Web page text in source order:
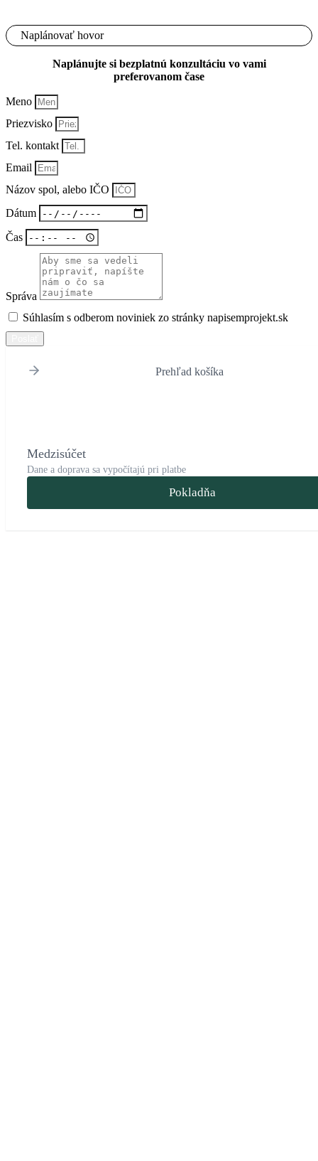
Naplánovať hovor
Naplánujte si bezplatnú konzultáciu vo vami
preferovanom čase
Meno
Priezvisko
Tel. kontakt
Email
Názov spol, alebo IČO
Dátum
Čas
Správa
Súhlasím s odberom noviniek zo stránky napisemprojekt.sk
Prehľad košíka
Medzisúčet
Dane a doprava sa vypočítajú pri platbe
Pokladňa